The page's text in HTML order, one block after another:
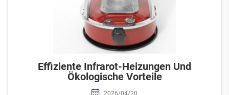
Effiziente Infrarot-Heizungen Und
Ökologische Vorteile
2026/04/20